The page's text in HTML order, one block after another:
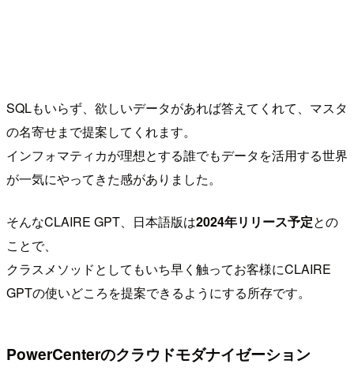
SQLもいらず、欲しいデータがあれば答えてくれて、マスタ
の名寄せまで提案してくれます。
インフォマティカが理想とする誰でもデータを活用する世界
が一気にやってきた感がありました。
そんなCLAIRE GPT、日本語版は2024年リリース予定との
ことで、
クラスメソッドとしてもいち早く触ってお客様にCLAIRE
GPTの使いどころを提案できるようにする所存です。
PowerCenterのクラウドモダナイゼーション